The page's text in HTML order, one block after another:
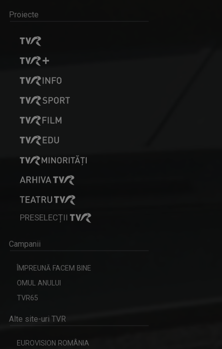
Proiecte
PRESELECȚII
Campanii
ÎMPREUNĂ FACEM BINE
OMUL ANULUI
TVR65
Alte site-uri TVR
EUROVISION ROMÂNIA